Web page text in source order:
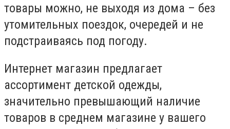
товары можно, не выходя из дома – без
утомительных поездок, очередей и не
подстраиваясь под погоду.
Интернет магазин предлагает
ассортимент детской одежды,
значительно превышающий наличие
товаров в среднем магазине у вашего